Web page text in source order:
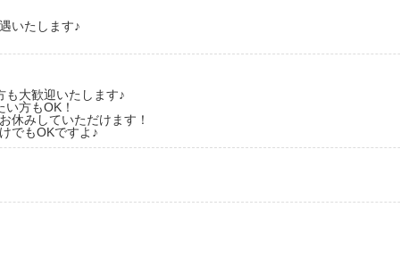
いたします♪
大歓迎いたします♪
方もOK！
休みしていただけます！
でもOKですよ♪